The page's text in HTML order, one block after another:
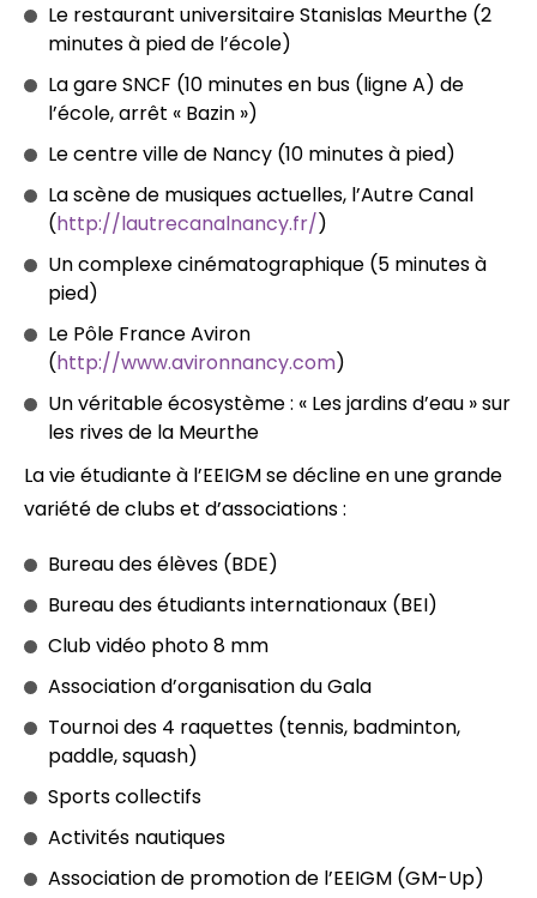
Le restaurant universitaire Stanislas Meurthe (2
minutes à pied de l’école)
La gare SNCF (10 minutes en bus (ligne A) de
l’école, arrêt « Bazin »)
Le centre ville de Nancy (10 minutes à pied)
La scène de musiques actuelles, l’Autre Canal
(http://lautrecanalnancy.fr/)
Un complexe cinématographique (5 minutes à
pied)
Le Pôle France Aviron
(http://www.avironnancy.com)
Un véritable écosystème : « Les jardins d’eau » sur
les rives de la Meurthe
La vie étudiante à l’EEIGM se décline en une grande
variété de clubs et d’associations :
Bureau des élèves (BDE)
Bureau des étudiants internationaux (BEI)
Club vidéo photo 8 mm
Association d’organisation du Gala
Tournoi des 4 raquettes (tennis, badminton,
paddle, squash)
Sports collectifs
Activités nautiques
Association de promotion de l’EEIGM (GM-Up)